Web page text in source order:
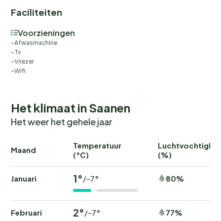
landlord, for bookings from 10 days.
Faciliteiten
Voorzieningen
Afwasmachine
Tv
Vriezer
Wifi
Het klimaat in Saanen
Het weer het gehele jaar
Maand
Temperatuur
(°C)
(%)
Januari 1°/-7° 80%
Februari 2°/-7° 77%